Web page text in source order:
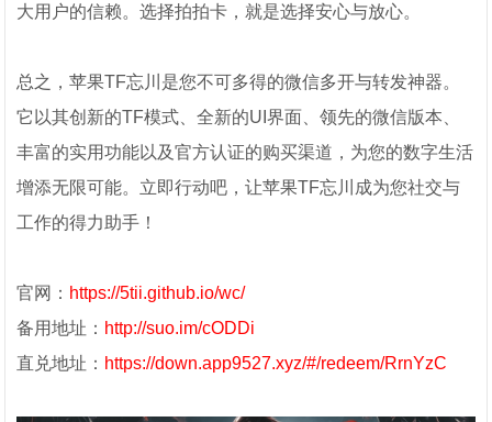
大用户的信赖。选择拍拍卡，就是选择安心与放心。
总之，苹果TF忘川是您不可多得的微信多开与转发神器。
它以其创新的TF模式、全新的UI界面、领先的微信版本、
丰富的实用功能以及官方认证的购买渠道，为您的数字生活
增添无限可能。立即行动吧，让苹果TF忘川成为您社交与
工作的得力助手！
官网： https://5tii.github.io/wc/
备用地址： http://suo.im/cODDi
直兑地址： https://down.app9527.xyz/#/redeem/RrnYzC